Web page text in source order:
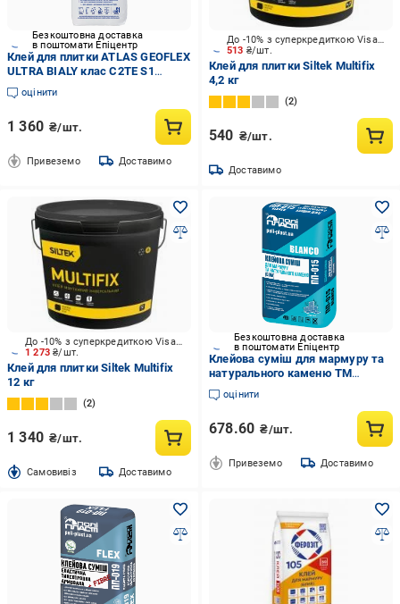
Безкоштовна доставка
в поштомати Епіцентр
Клей для плитки ATLAS GEOFLEX
ULTRA BIALY клас C2TE S1
високоеластичний гелевий 2-15
мм 25 кг Білий (000108854)
оцінити
1 360 ₴/шт.
Привеземо Доставимо
513 ₴/шт.
До -10% з суперкредиткою Visa Вигода
Клей для плитки Siltek Multifix
4,2 кг
2
540 ₴/шт.
Доставимо
1 273₴/шт.
До -10% з суперкредиткою Visa Вигода
Клей для плитки Siltek Multifix
12 кг
2
1 340 ₴/шт.
Cамовивіз Доставимо
Безкоштовна доставка
в поштомати Епіцентр
Клейова суміш для мармуру та
натурального каменю ТМ
Поліпласт ПП-015 BLANCO 25 кг
оцінити
678.60 ₴/шт.
Привеземо Доставимо